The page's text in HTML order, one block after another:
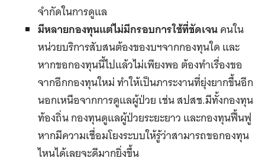
จำกัดในการดูแล
มีหลายกองทุนแต่ไม่มีกรอบการใช้ที่ชัดเจนคนใน
หน่วยบริการสับสนต้องของบฯจากกองทุนใด และ
หากขอกองทุนนี้ไปแล้วไม่เพียงพอ ต้องทำเรื่องขอ
จากอีกกองทุนใหม่ ทำให้เป็นภาระงานที่ยุ่งยากขึ้นอีก
นอกเหนือจากการดูแลผู้ป่วย เช่น สปสช.มีทั้งกองทุน
ท้องถิ่น กองทุนดูแลผู้ป่วยระยะยาว และกองทุนฟื้นฟู
หากมีความเชื่อมโยงระบบให้รู้ว่าสามารถขอกองทุน
ไหนได้เลยจะดีมากยิ่งขึ้น